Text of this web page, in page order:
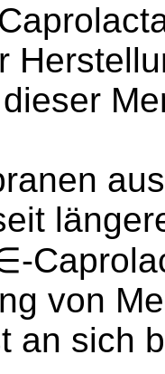
von
an sich